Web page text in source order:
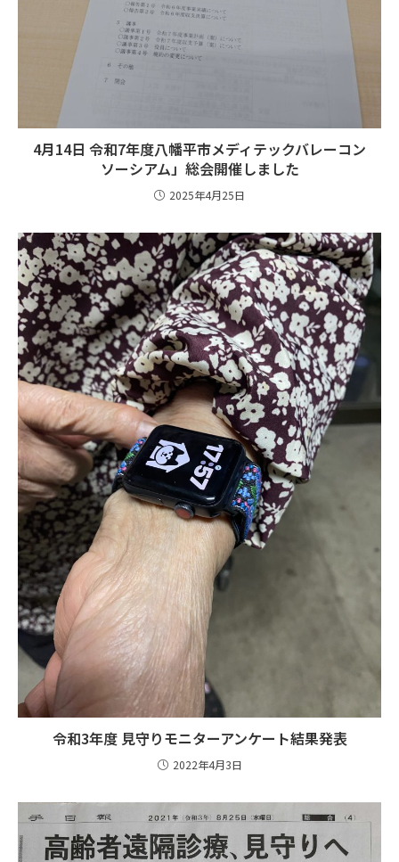
4月14日 令和7年度八幡平市メディテックバレーコン
ソーシアム」総会開催しました
2025年4月25日
令和3年度 見守りモニターアンケート結果発表
2022年4月3日